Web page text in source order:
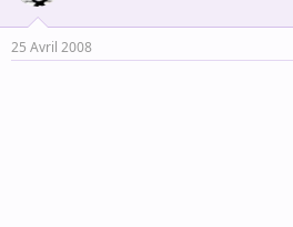
25 Avril 2008